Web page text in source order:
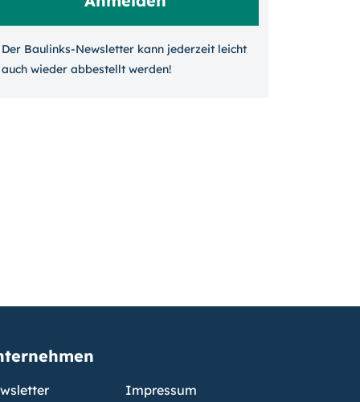
Der Baulinks-Newsletter kann jeder­zeit leicht
auch wieder ab­bestellt werden!
Impressum